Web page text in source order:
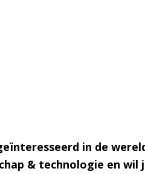
in de
& technologie en wil